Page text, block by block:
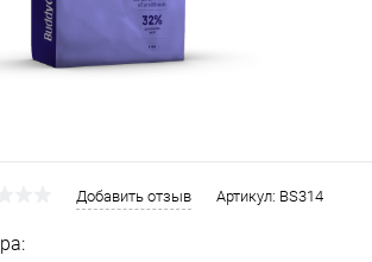
Добавить отзыв Артикул: BS314